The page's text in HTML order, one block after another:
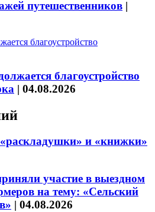
путешественников |
благоустройство
| 04.08.2026
и «книжки»
участие в выездном
на тему: «Сельский
| 04.08.2026